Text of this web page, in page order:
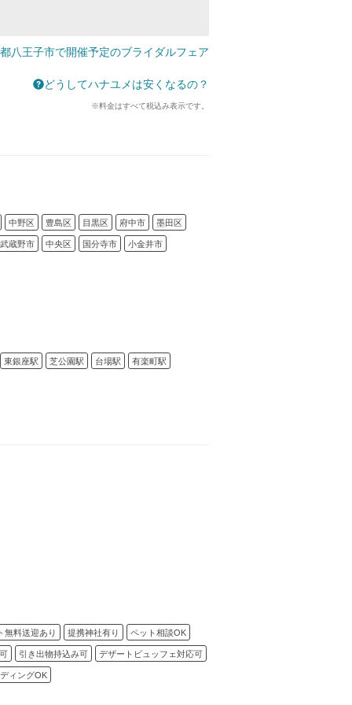
八王子市で開催予定のブライダルフェア
どうしてハナユメは安くなるの？
※料金はすべて税込み表示です。
中野区 豊島区 目黒区 府中市 墨田区
武蔵野市 中央区 国分寺市 小金井市
東銀座駅 芝公園駅 台場駅 有楽町駅
無料送迎あり 提携神社有り ペット相談OK
引き出物持込み可 デザートビュッフェ対応可
ィングOK